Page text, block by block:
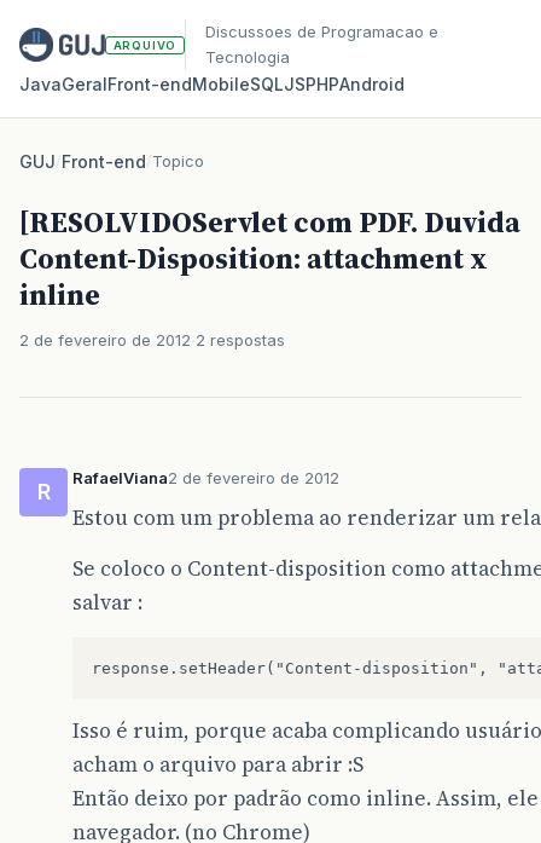
ARQUIVO
Discussoes de Programacao e
Tecnologia
JavaGeralFront‑endMobileSQLJSPHPAndroid
GUJ/Front-end/Topico
[RESOLVIDOServlet com PDF. Duvida
Content-Disposition: attachment x
inline
2 de fevereiro de 2012 2 respostas
R
RafaelViana2 de fevereiro de 2012
Estou com um problema ao renderizar um
Se coloco o Content-disposition como
salvar :
Isso é ruim, porque acaba complicando
acham o arquivo para abrir :S
Então deixo por padrão como inline. Assim,
navegador. (no Chrome)